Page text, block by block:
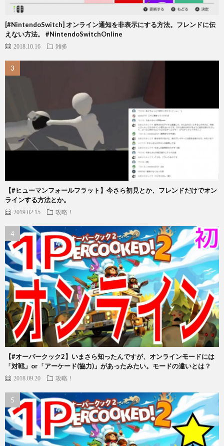
[#NintendoSwitch] オンライン通知を非表示にする方法。フレンドに伝
えない方法。 #NintendoSwitchOnline
2018.10.16 雑多
【#ヒューマンフォールフラット】今さら初見とか、フレンドだけでオン
ラインする方法とか。
2019.02.15 攻略！
【#オーバークック2】いまさら知ったんですが、オンラインモードには
「対戦」or「アーケード(協力)」があったみたい。モードの違いとは？
2018.09.20 攻略！